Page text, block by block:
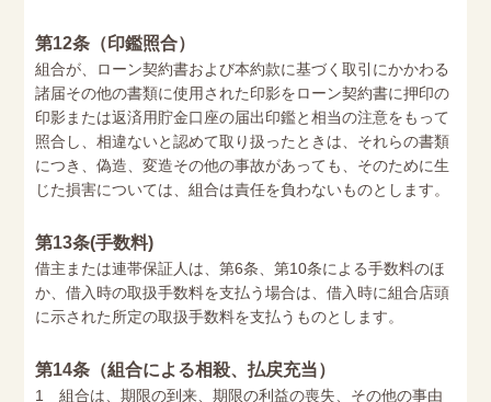
第12条（印鑑照合）
組合が、ローン契約書および本約款に基づく取引にかかわる
諸届その他の書類に使用された印影をローン契約書に押印の
印影または返済用貯金口座の届出印鑑と相当の注意をもって
照合し、相違ないと認めて取り扱ったときは、それらの書類
につき、偽造、変造その他の事故があっても、そのために生
じた損害については、組合は責任を負わないものとします。
第13条(手数料)
借主または連帯保証人は、第6条、第10条による手数料のほ
か、借入時の取扱手数料を支払う場合は、借入時に組合店頭
に示された所定の取扱手数料を支払うものとします。
第14条（組合による相殺、払戻充当）
1 組合は、期限の到来、期限の利益の喪失、その他の事由